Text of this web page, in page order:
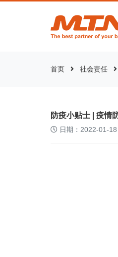
首页 社会责任
防疫小贴士 | 疫情
日期：2022-01-18